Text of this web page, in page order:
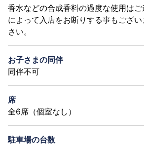
香水などの合成香料の過度な使用は
によって入店をお断りする事もござ
さい。
お子さまの同伴
同伴不可
席
全6席（個室なし）
駐車場の台数